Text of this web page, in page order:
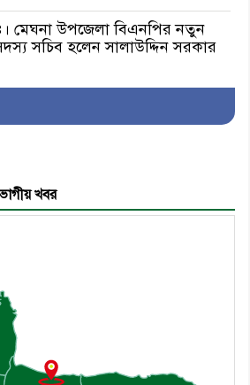
মেঘনা উপজেলা বিএনপির নতুন
সচিব হলেন সালাউদ্দিন সরকার
জেলা পুলিশ সুপার থেকে সম্মাননা
৭। দাউদকান্দিতে মুচি সম্প্রদায়ের
খোঁজখবর নিলেন ড. খন্দকার মারুফ
খবর